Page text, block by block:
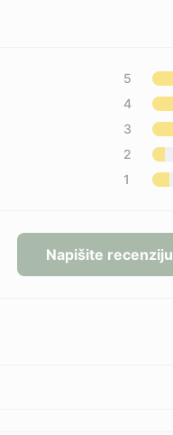
5
4
3
2
1
Napišite recenziju